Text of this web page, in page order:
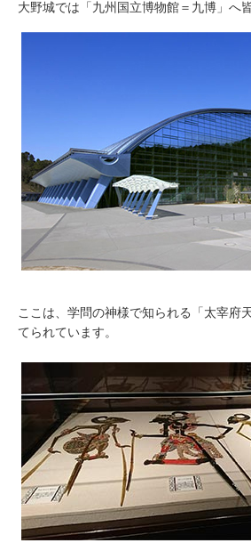
大野城では「九州国立博物館＝九博」へ
ここは、学問の神様で知られる「太宰府
てられています。